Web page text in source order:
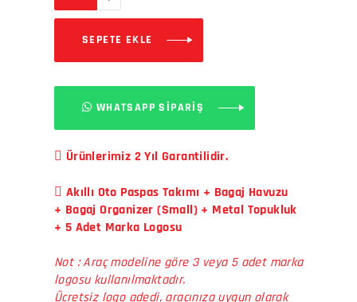
SEPETE EKLE
WHATSAPP SİPARİŞ
Ürünlerimiz 2 Yıl Garantilidir.
Akıllı Oto Paspas Takımı + Bagaj Havuzu
+ Bagaj Organizer (Small) + Metal Topukluk
+ 5 Adet Marka Logosu
Not : Araç modeline göre 3 veya 5 adet marka
logosu kullanılmaktadır.
Ücretsiz logo adedi, aracınıza uygun olarak